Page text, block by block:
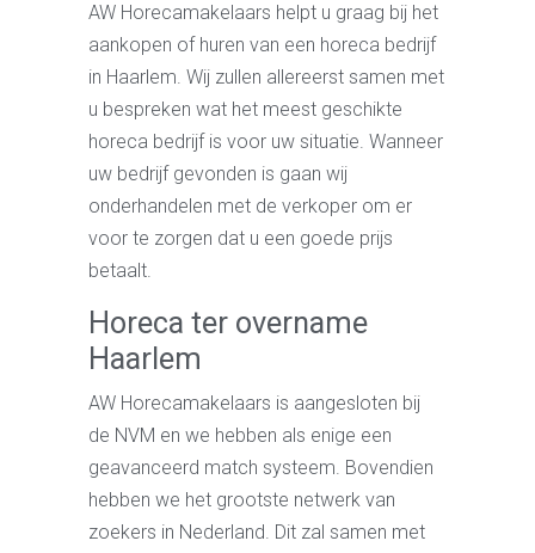
AW Horecamakelaars helpt u graag bij het
aankopen of huren van een horeca bedrijf
in Haarlem. Wij zullen allereerst samen met
u bespreken wat het meest geschikte
horeca bedrijf is voor uw situatie. Wanneer
uw bedrijf gevonden is gaan wij
onderhandelen met de verkoper om er
voor te zorgen dat u een goede prijs
betaalt.
Horeca ter overname
Haarlem
AW Horecamakelaars is aangesloten bij
de NVM en we hebben als enige een
geavanceerd match systeem. Bovendien
hebben we het grootste netwerk van
zoekers in Nederland. Dit zal samen met